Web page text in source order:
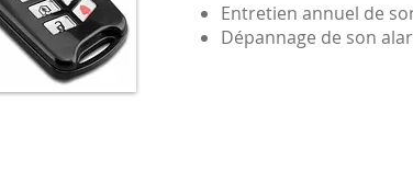
Entretien annuel de
Dépannage de son